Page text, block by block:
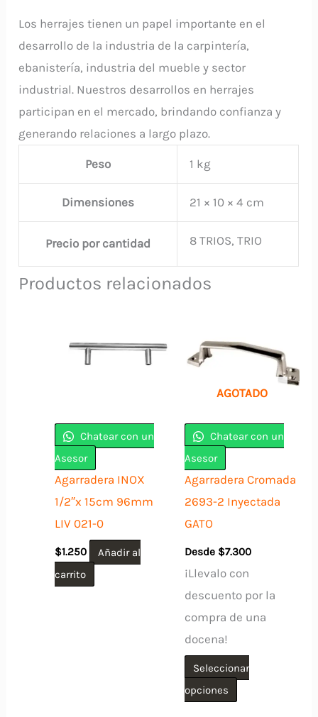
Los herrajes tienen un papel importante en el
desarrollo de la industria de la carpintería,
ebanistería, industria del mueble y sector
industrial. Nuestros desarrollos en herrajes
participan en el mercado, brindando confianza y
generando relaciones a largo plazo.
Peso 1 kg
Dimensiones 21 × 10 × 4 cm
Precio por cantidad 8 TRIOS, TRIO
Productos relacionados
Chatear con un
Asesor
Agarradera INOX
1/2″x 15cm 96mm
LIV 021-0
$1.250
Añadir al
carrito
AGOTADO
Chatear con un
Asesor
Agarradera Cromada
2693-2 Inyectada
GATO
Desde $7.300
¡Llevalo con
descuento por la
compra de una
docena!
Seleccionar
opciones